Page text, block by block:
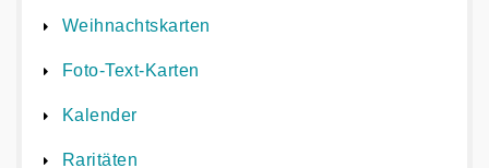
Weihnachtskarten
Foto-Text-Karten
Kalender
Raritäten